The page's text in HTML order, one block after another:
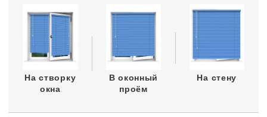
На створку
окна
В оконный
проём
На стену